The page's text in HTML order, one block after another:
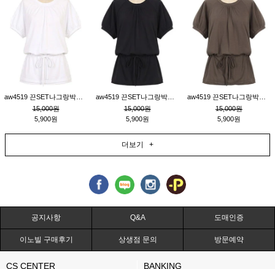
15,000원
5,900원
15,000원
5,900원
15,000원
5,900원
더보기 +
공지사항 Q&A 도매인증
이노빌 구매후기 상생점 문의 방문예약
CS CENTER BANKING